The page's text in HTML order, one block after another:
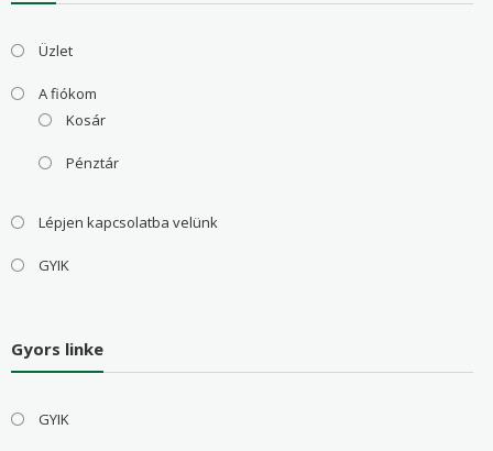
Üzlet
A fiókom
Kosár
Pénztár
Lépjen kapcsolatba velünk
GYIK
Gyors linke
GYIK